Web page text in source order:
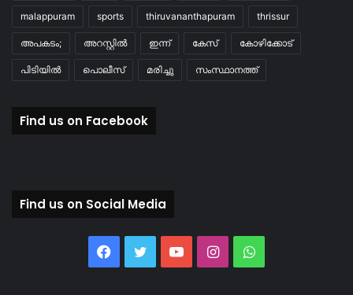
malappuram sports thiruvananthapuram thrissur
അപകടം; അറസ്റ്റിൽ ഇന്ന് കേസ് കോഴിക്കോട്
പിടിയിൽ പൊലീസ് മരിച്ചു സംസ്ഥാനത്ത്
Find us on Facebook
Find us on Social Media
Facebook
TwitterYouTubeInstagramWhatsApp